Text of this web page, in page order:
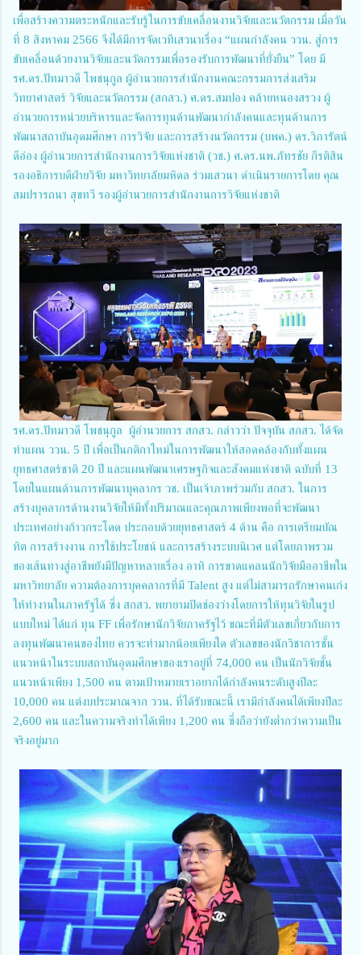
เพื่อสร้างความตระหนักและรับรู้ในการขับเคลื่อนงานวิจัยและนวัตกรรม เมื่อวัน
ที่ 8 สิงหาคม 2566 จึงได้มีการจัดเวทีเสวนาเรื่อง “แผนกำลังคน ววน. สู่การ
ขับเคลื่อนด้วยงานวิจัยและนวัตกรรมเพื่อรองรับการพัฒนาที่ยั่งยืน” โดย มี
รศ.ดร.ปัทมาวดี โพชนุกูล ผู้อำนวยการสำนักงานคณะกรรมการส่งเสริม
วิทยาศาสตร์ วิจัยและนวัตกรรม (สกสว.) ศ.ดร.สมปอง คล้ายหนองสรวง ผู้
อำนวยการหน่วยบริหารและจัดการทุนด้านพัฒนากำลังคนและทุนด้านการ
พัฒนาสถาบันอุดมศึกษา การวิจัย และการสร้างนวัตกรรม (บพค.) ดร.วิภารัตน์
ดีอ่อง ผู้อำนวยการสำนักงานการวิจัยแห่งชาติ (วช.) ศ.ดร.นพ.ภัทรชัย กีรติสิน
รองอธิการบดีฝ่ายวิจัย มหาวิทยาลัยมหิดล ร่วมเสวนา ดำเนินรายการโดย คุณ
สมปรารถนา สุขทวี รองผู้อำนวยการสำนักงานการวิจัยแห่งชาติ
รศ.ดร.ปัทมาวดี โพชนุกูล ผู้อำนวยการ สกสว. กล่าวว่า ปัจจุบัน สกสว. ได้จัด
ทำแผน ววน. 5 ปี เพื่อเป็นกติกาใหม่ในการพัฒนาให้สอดคล้องกับทั้งแผน
ยุทธศาสตร์ชาติ 20 ปี และแผนพัฒนาเศรษฐกิจและสังคมแห่งชาติ ฉบับที่ 13
โดยในแผนด้านการพัฒนาบุคลากร วช. เป็นเจ้าภาพร่วมกับ สกสว. ในการ
สร้างบุคลากรด้านงานวิจัยให้มีทั้งปริมาณและคุณภาพเพียงพอที่จะพัฒนา
ประเทศอย่างก้าวกระโดด ประกอบด้วยยุทธศาสตร์ 4 ด้าน คือ การเตรียมบัณ
ทิต การสร้างงาน การใช้ประโยชน์ และการสร้างระบบนิเวศ แต่โดยภาพรวม
ของเส้นทางสู่อาชีพยังมีปัญหาหลายเรื่อง อาทิ การขาดแคลนนักวิจัยมืออาชีพใน
มหาวิทยาลัย ความต้องการบุคคลากรที่มี Talent สูง แต่ไม่สามารถรักษาคนเก่ง
ให้ทำงานในภาครัฐได้ ซึ่ง สกสว. พยายามปิดช่องว่างโดยการให้ทุนวิจัยในรูป
แบบใหม่ ได้แก่ ทุน FF เพื่อรักษานักวิจัยภาครัฐไว้ ขณะที่มีตัวเลขเกี่ยวกับการ
ลงทุนพัฒนาคนของไทย ควรจะทำมากน้อยเพียงใด ตัวเลขของนักวิชาการชั้น
แนวหน้าในระบบสถาบันอุดมศึกษาของเราอยู่ที่ 74,000 คน เป็นนักวิจัยชั้น
แนวหน้าเพียง 1,500 คน ตามเป้าหมายเราอยากได้กำลังคนระดับสูงปีละ
10,000 คน แต่งบประมาณจาก ววน. ที่ได้รับขณะนี้ เรามีกำลังคนได้เพียงปีละ
2,600 คน และในความจริงทำได้เพียง 1,200 คน ซึ่งถือว่ายังต่ำกว่าความเป็น
จริงอยู่มาก